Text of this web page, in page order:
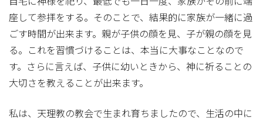
座して参拝をする。そのことで、結果的に家族が一緒に過
ごす時間が出来ます。親が子供の顔を見、子が親の顔を見
る。これを習慣づけることは、本当に大事なことなので
す。さらに言えば、子供に幼いときから、神に祈ることの
大切さを教えることが出来ます。
私は、天理教の教会で生まれ育ちましたので、生活の中に